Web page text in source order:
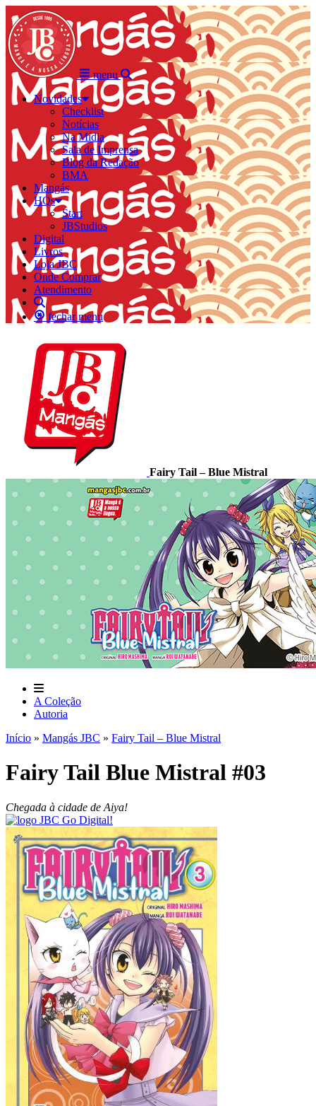
menu
Novidades
Checklist
Notícias
Na Mídia
Sala de Imprensa
Blog da Redação
BMA
Mangás
HQs
Start
JBStudios
Digital
Livros
Loja JBC
Onde Comprar
Atendimento
fechar menu
Fairy Tail – Blue Mistral
A Coleção
Autoria
Início » Mangás JBC » Fairy Tail – Blue Mistral
Fairy Tail Blue Mistral #03
Chegada à cidade de Aiya!